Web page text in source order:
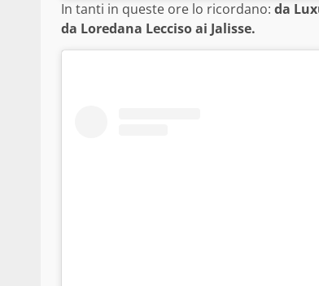
In tanti in queste ore lo ricordano: da
da Loredana Lecciso ai Jalisse.